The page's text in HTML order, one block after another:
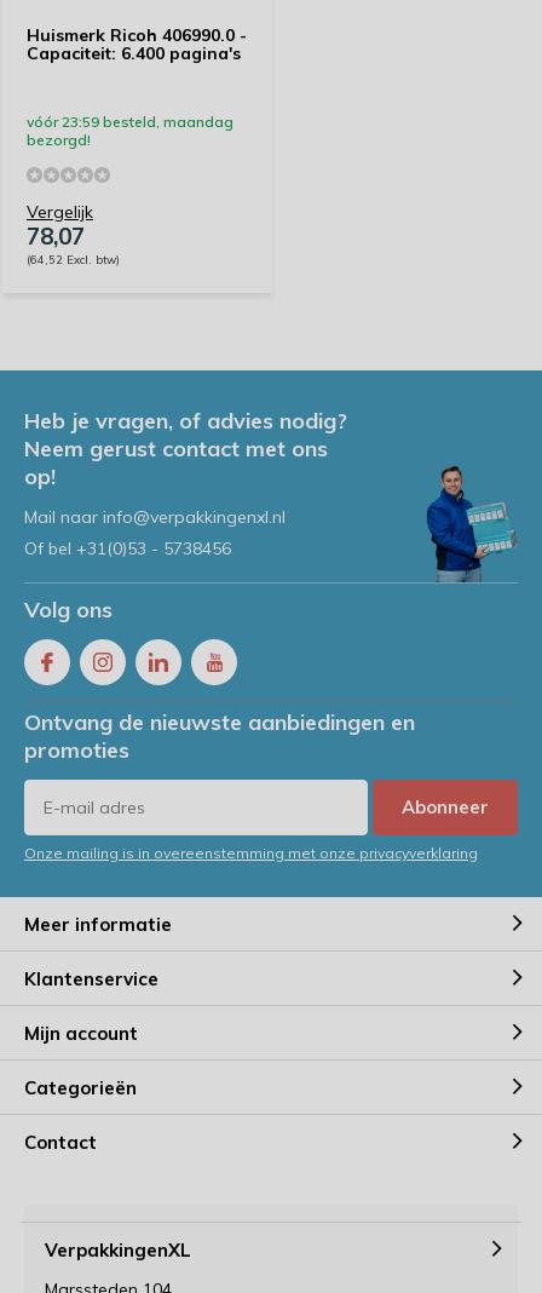
Huismerk Ricoh 406990.0 -
Capaciteit: 6.400 pagina's
vóór 23:59 besteld, maandag
bezorgd!
Vergelijk
78,07
(64,52 Excl. btw)
Heb je vragen, of advies nodig?
Neem gerust contact met ons
op!
Mail naar info@verpakkingenxl.nl
Of bel +31(0)53 - 5738456
Volg ons
Ontvang de nieuwste aanbiedingen en
promoties
Abonneer
Onze mailing is in overeenstemming met onze privacyverklaring
Meer informatie
Klantenservice
Mijn account
Categorieën
Contact
VerpakkingenXL